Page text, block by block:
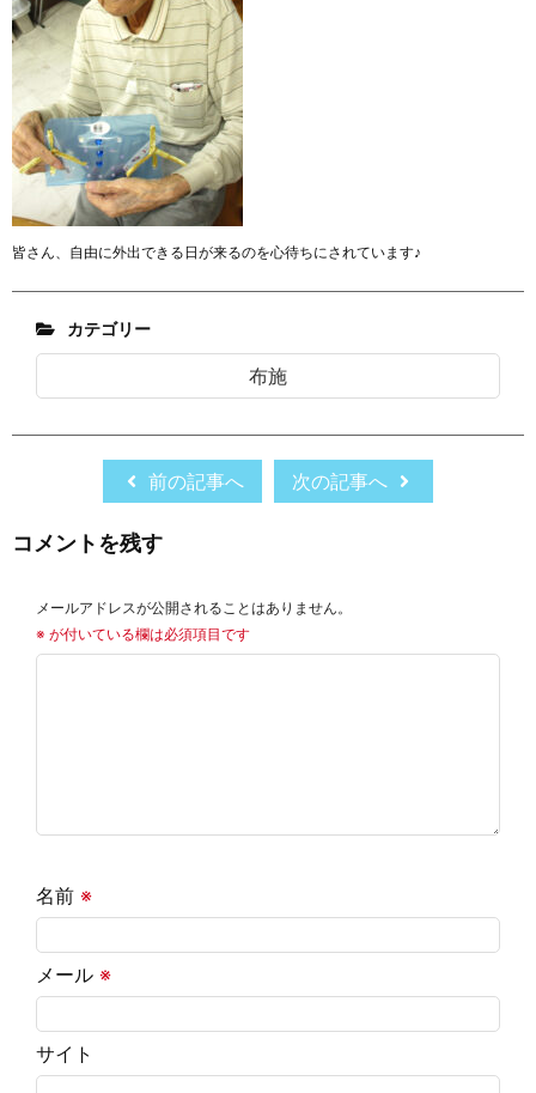
皆さん、自由に外出できる日が来るのを心待ちにされています♪
カテゴリー
布施
前の記事へ 次の記事へ
コメントを残す
メールアドレスが公開されることはありません。
※ が付いている欄は必須項目です
名前 ※
メール ※
サイト